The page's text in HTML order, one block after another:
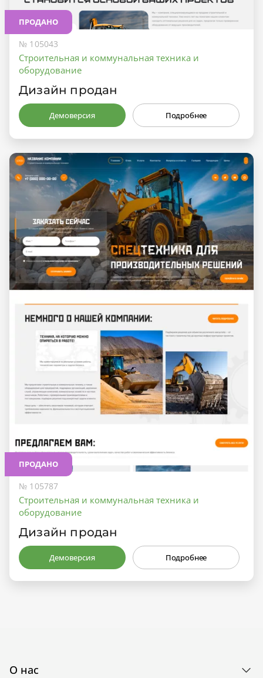
ПРОДАНО
№ 105043
Строительная и коммунальная техника и
оборудование
Дизайн продан
Демоверсия Подробнее
ПРОДАНО
№ 105787
Строительная и коммунальная техника и
оборудование
Дизайн продан
Демоверсия Подробнее
О нас